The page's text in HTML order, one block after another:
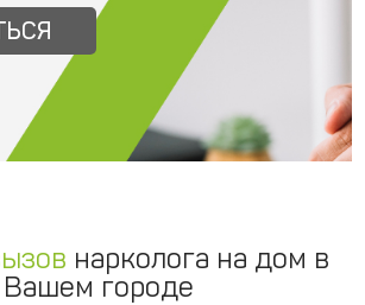
нарколога на дом в
Вашем городе